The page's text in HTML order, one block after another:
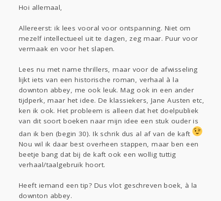
Lezen
Hoi allemaal,
Allereerst: ik lees vooral voor ontspanning. Niet om
mezelf intellectueel uit te dagen, zeg maar. Puur voor
vermaak en voor het slapen.
Lees nu met name thrillers, maar voor de afwisseling
lijkt iets van een historische roman, verhaal à la
downton abbey, me ook leuk. Mag ook in een ander
tijdperk, maar het idee. De klassiekers, Jane Austen etc,
ken ik ook. Het probleem is alleen dat het doelpubliek
van dit soort boeken naar mijn idee een stuk ouder is
dan ik ben (begin 30). Ik schrik dus al af van de kaft
Nou wil ik daar best overheen stappen, maar ben een
beetje bang dat bij de kaft ook een wollig tuttig
verhaal/taalgebruik hoort.
Heeft iemand een tip? Dus vlot geschreven boek, à la
downton abbey.